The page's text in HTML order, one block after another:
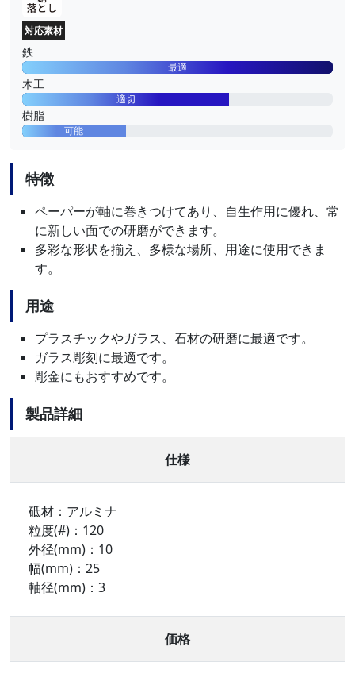
対応素材
鉄
最適
木工
適切
樹脂
可能
特徴
ペーパーが軸に巻きつけてあり、自生作用に優れ、常
に新しい面での研磨ができます。
多彩な形状を揃え、多様な場所、用途に使用できま
す。
用途
プラスチックやガラス、石材の研磨に最適です。
ガラス彫刻に最適です。
彫金にもおすすめです。
製品詳細
仕様
砥材：アルミナ
粒度(#)：120
外径(mm)：10
幅(mm)：25
軸径(mm)：3
価格